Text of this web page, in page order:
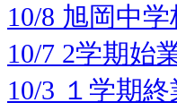
10/8 旭岡中
10/7 2学期始
10/3 １学期